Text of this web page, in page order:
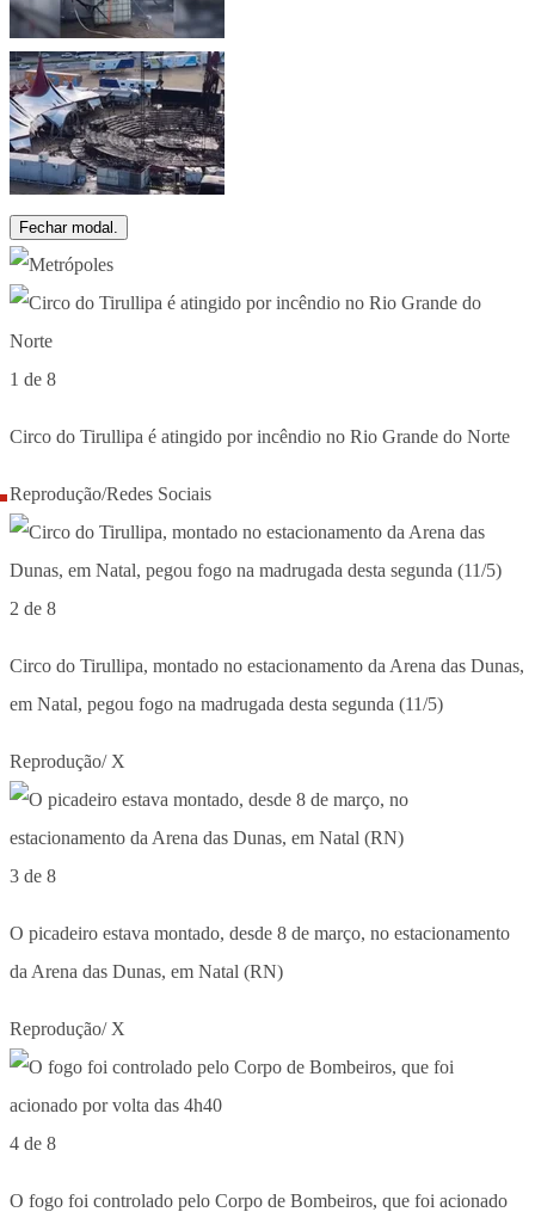
Fechar modal.
1 de 8
Circo do Tirullipa é atingido por incêndio no Rio Grande do Norte
Reprodução/Redes Sociais
2 de 8
Circo do Tirullipa, montado no estacionamento da Arena das Dunas,
em Natal, pegou fogo na madrugada desta segunda (11/5)
Reprodução/ X
3 de 8
O picadeiro estava montado, desde 8 de março, no estacionamento
da Arena das Dunas, em Natal (RN)
Reprodução/ X
4 de 8
O fogo foi controlado pelo Corpo de Bombeiros, que foi acionado